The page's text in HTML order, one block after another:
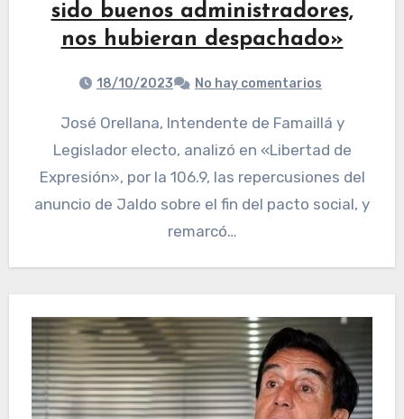
sido buenos administradores,
nos hubieran despachado»
18/10/2023 No hay comentarios
José Orellana, Intendente de Famaillá y
Legislador electo, analizó en «Libertad de
Expresión», por la 106.9, las repercusiones del
anuncio de Jaldo sobre el fin del pacto social, y
remarcó…